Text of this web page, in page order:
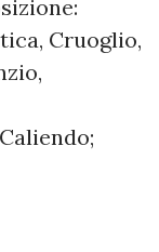
Cruoglio,